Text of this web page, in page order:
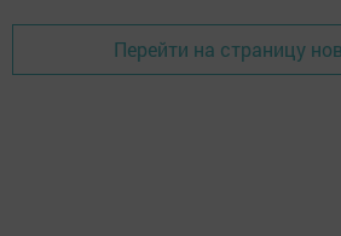
Перейти на страницу